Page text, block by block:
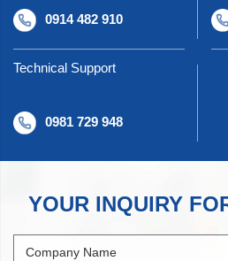
0914 482 910
Technical Support
0981 729 948
YOUR INQUIRY